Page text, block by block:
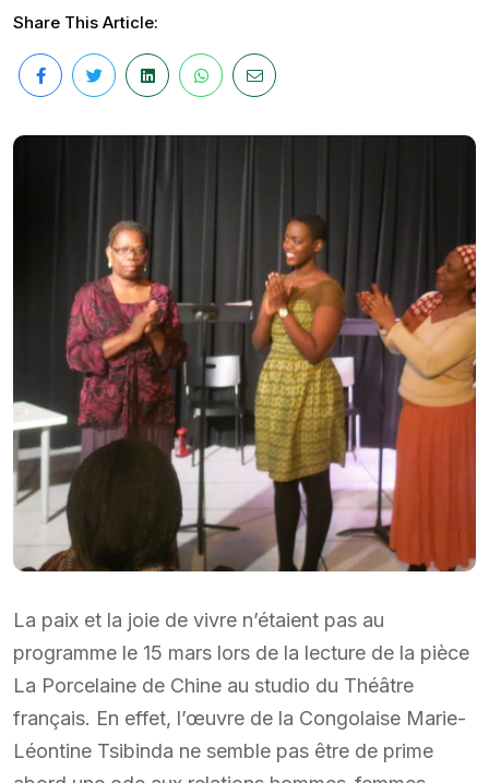
Share This Article:
La paix et la joie de vivre n’étaient pas au
programme le 15 mars lors de la lecture de la pièce
La Porcelaine de Chine au studio du Théâtre
français. En effet, l’œuvre de la Congolaise Marie-
Léontine Tsibinda ne semble pas être de prime